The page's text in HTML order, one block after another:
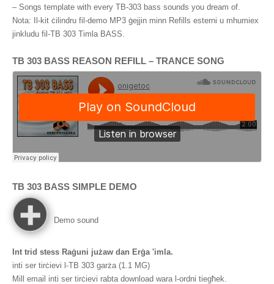
– Songs template with every TB-303 bass sounds you dream of
Nota: Il-kit ċilindru fil-demo MP3 ġejjin minn Refills esterni u mhumiex
jinkludu fil-TB 303 Timla BASS.
TB 303 BASS REASON REFILL – TRANCE SONG
TB 303 BASS SIMPLE DEMO
Demo sound
Int trid stess Raġuni jużaw dan Erġa 'imla.
inti ser tirċievi l-TB 303 garża (1.1 MG)
Mill email inti ser tirċievi rabta download wara l-ordni tiegħek.